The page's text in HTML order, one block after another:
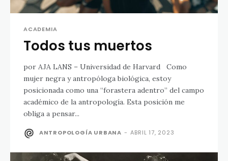
ACADEMIA
Todos tus muertos
por AJA LANS – Universidad de Harvard Como
mujer negra y antropóloga biológica, estoy
posicionada como una “forastera adentro” del campo
académico de la antropología. Esta posición me
obliga a pensar...
ANTROPOLOGÍA URBANA - ABRIL 17, 2023